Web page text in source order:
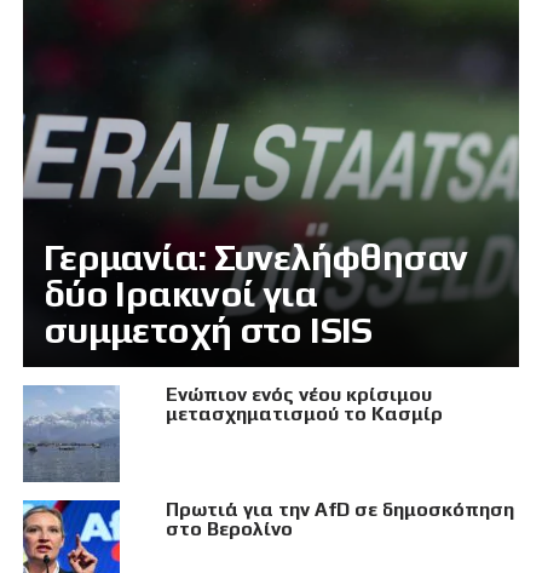
Γερμανία: Συνελήφθησαν
δύο Ιρακινοί για
συμμετοχή στο ISIS
Eνώπιον ενός νέου κρίσιμου
μετασχηματισμού το Κασμίρ
Πρωτιά για την AfD σε δημοσκόπηση
στο Βερολίνο